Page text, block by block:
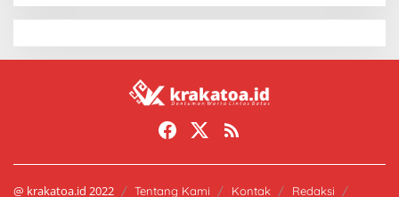
@ krakatoa.id 2022 Tentang Kami Kontak Redaksi